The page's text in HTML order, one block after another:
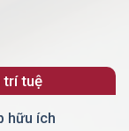
trí tuệ
hữu ích